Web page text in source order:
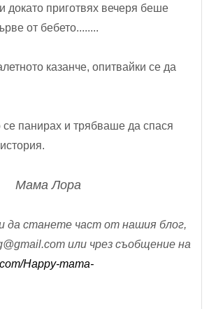
приготвях вечеря беше
от бебето........
казанче, опитвайки се да
панирах и трябваше да спася
смеем на тази история.
Мама Лора
да станете част от нашия блог,
или чрез съобщение на
Happy-mama-